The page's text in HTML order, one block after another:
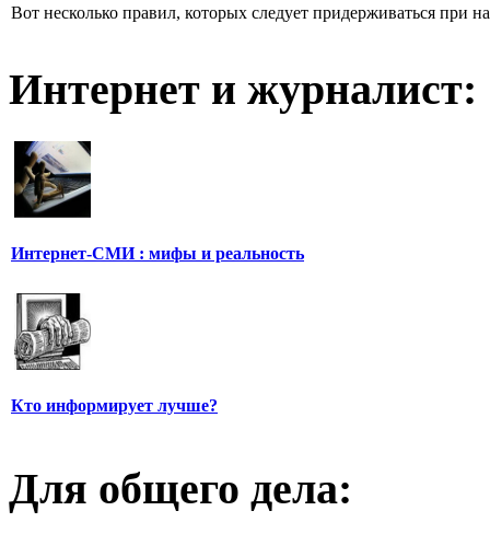
Вот несколько правил, которых следует придерживаться при
Интернет и журналист:
Интернет-СМИ : мифы и реальность
Кто информирует лучше?
Для общего дела: